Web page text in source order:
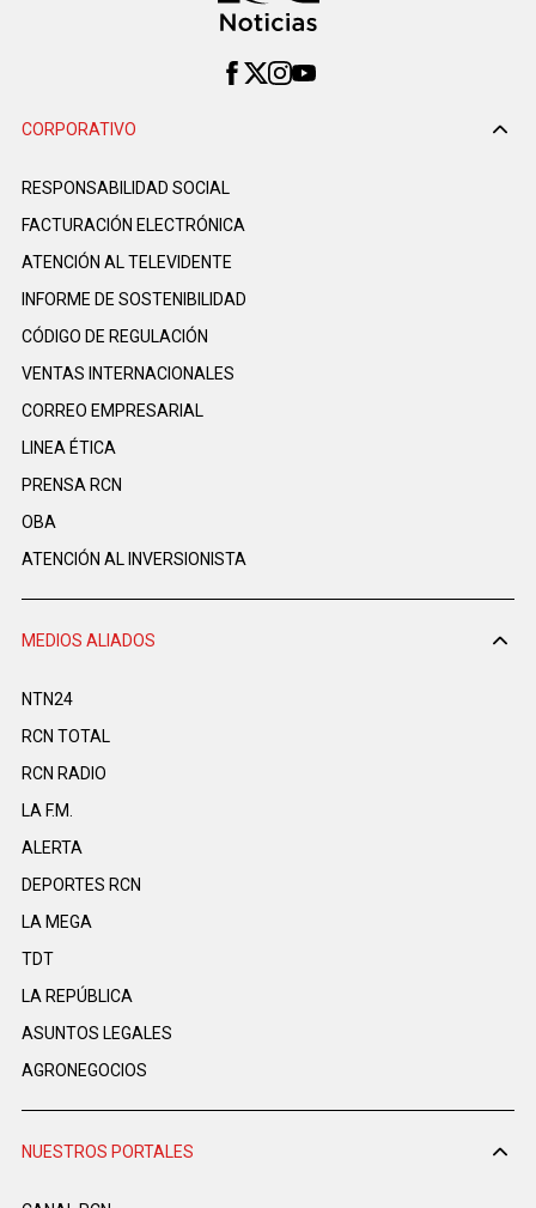
CORPORATIVO
RESPONSABILIDAD SOCIAL
FACTURACIÓN ELECTRÓNICA
ATENCIÓN AL TELEVIDENTE
INFORME DE SOSTENIBILIDAD
CÓDIGO DE REGULACIÓN
VENTAS INTERNACIONALES
CORREO EMPRESARIAL
LINEA ÉTICA
PRENSA RCN
OBA
ATENCIÓN AL INVERSIONISTA
MEDIOS ALIADOS
NTN24
RCN TOTAL
RCN RADIO
LA F.M.
ALERTA
DEPORTES RCN
LA MEGA
TDT
LA REPÚBLICA
ASUNTOS LEGALES
AGRONEGOCIOS
NUESTROS PORTALES